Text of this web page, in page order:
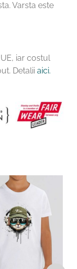
Varsta este
iar costul
Detalii aici.